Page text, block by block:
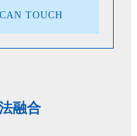
TOUCH
融合